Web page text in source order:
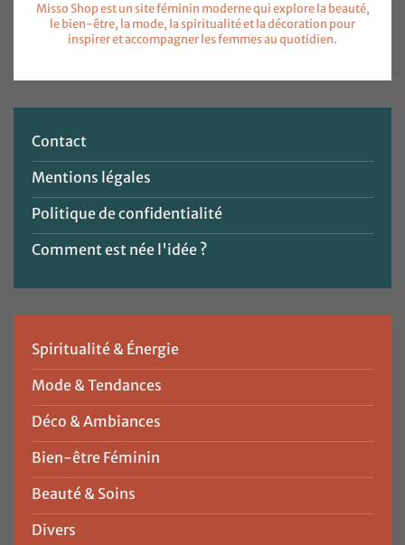
Misso Shop est un site féminin moderne qui explore la beauté,
le bien-être, la mode, la spiritualité et la décoration pour
inspirer et accompagner les femmes au quotidien.
Contact
Mentions légales
Politique de confidentialité
Comment est née l'idée ?
Spiritualité & Énergie
Mode & Tendances
Déco & Ambiances
Bien-être Féminin
Beauté & Soins
Divers